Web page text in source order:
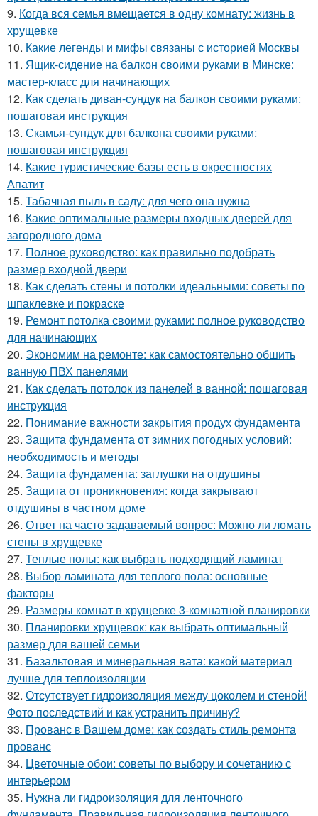
9. Когда вся семья вмещается в одну комнату: жизнь в
хрущевке
10. Какие легенды и мифы связаны с историей Москвы
11. Ящик-сидение на балкон своими руками в Минске:
мастер-класс для начинающих
12. Как сделать диван-сундук на балкон своими руками:
пошаговая инструкция
13. Скамья-сундук для балкона своими руками:
пошаговая инструкция
14. Какие туристические базы есть в окрестностях
Апатит
15. Табачная пыль в саду: для чего она нужна
16. Какие оптимальные размеры входных дверей для
загородного дома
17. Полное руководство: как правильно подобрать
размер входной двери
18. Как сделать стены и потолки идеальными: советы по
шпаклевке и покраске
19. Ремонт потолка своими руками: полное руководство
для начинающих
20. Экономим на ремонте: как самостоятельно обшить
ванную ПВХ панелями
21. Как сделать потолок из панелей в ванной: пошаговая
инструкция
22. Понимание важности закрытия продух фундамента
23. Защита фундамента от зимних погодных условий:
необходимость и методы
24. Защита фундамента: заглушки на отдушины
25. Защита от проникновения: когда закрывают
отдушины в частном доме
26. Ответ на часто задаваемый вопрос: Можно ли ломать
стены в хрущевке
27. Теплые полы: как выбрать подходящий ламинат
28. Выбор ламината для теплого пола: основные
факторы
29. Размеры комнат в хрущевке 3-комнатной планировки
30. Планировки хрущевок: как выбрать оптимальный
размер для вашей семьи
31. Базальтовая и минеральная вата: какой материал
лучше для теплоизоляции
32. Отсутствует гидроизоляция между цоколем и стеной!
Фото последствий и как устранить причину?
33. Прованс в Вашем доме: как создать стиль ремонта
прованс
34. Цветочные обои: советы по выбору и сочетанию с
интерьером
35. Нужна ли гидроизоляция для ленточного